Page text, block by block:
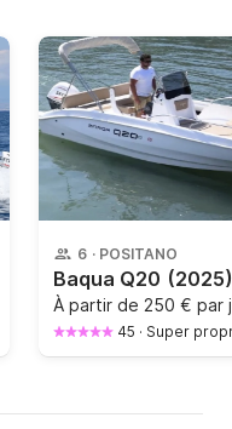
6 · POSITANO
Baqua Q20 (2025)
À partir de 250 € par
45 · Super